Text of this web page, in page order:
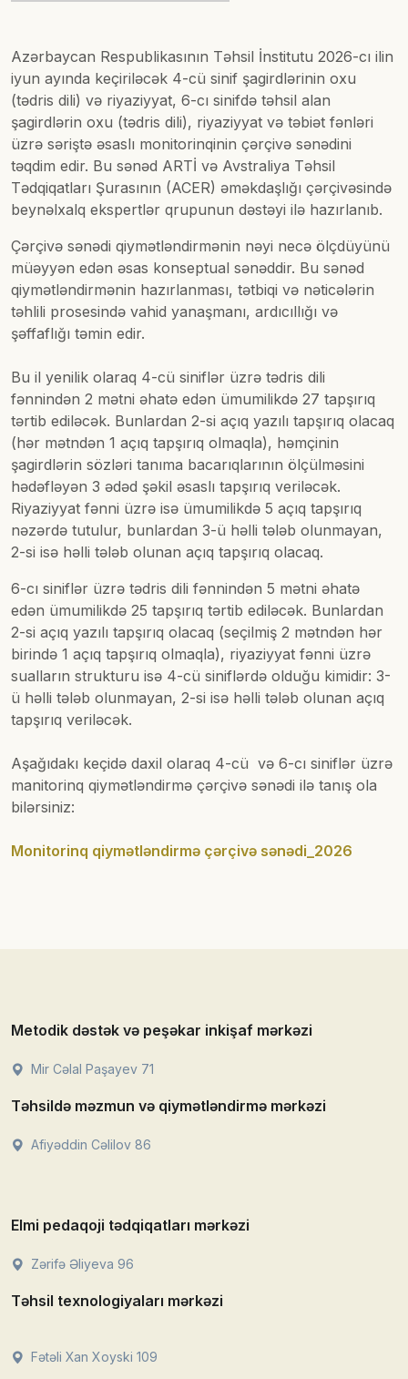
Azərbaycan Respublikasının Təhsil İnstitutu 2026-cı ilin
iyun ayında keçiriləcək 4-cü sinif şagirdlərinin oxu
(tədris dili) və riyaziyyat, 6-cı sinifdə təhsil alan
şagirdlərin oxu (tədris dili), riyaziyyat və təbiət fənləri
üzrə səriştə əsaslı monitorinqinin çərçivə sənədini
təqdim edir. Bu sənəd ARTİ və Avstraliya Təhsil
Tədqiqatları Şurasının (ACER) əməkdaşlığı çərçivəsində
beynəlxalq ekspertlər qrupunun dəstəyi ilə hazırlanıb.
Çərçivə sənədi qiymətləndirmənin nəyi necə ölçdüyünü
müəyyən edən əsas konseptual sənəddir. Bu sənəd
qiymətləndirmənin hazırlanması, tətbiqi və nəticələrin
təhlili prosesində vahid yanaşmanı, ardıcıllığı və
şəffaflığı təmin edir.
Bu il yenilik olaraq 4-cü siniflər üzrə tədris dili
fənnindən 2 mətni əhatə edən ümumilikdə 27 tapşırıq
tərtib ediləcək. Bunlardan 2-si açıq yazılı tapşırıq olacaq
(hər mətndən 1 açıq tapşırıq olmaqla), həmçinin
şagirdlərin sözləri tanıma bacarıqlarının ölçülməsini
hədəfləyən 3 ədəd şəkil əsaslı tapşırıq veriləcək.
Riyaziyyat fənni üzrə isə ümumilikdə 5 açıq tapşırıq
nəzərdə tutulur, bunlardan 3-ü həlli tələb olunmayan,
2-si isə həlli tələb olunan açıq tapşırıq olacaq.
6-cı siniflər üzrə tədris dili fənnindən 5 mətni əhatə
edən ümumilikdə 25 tapşırıq tərtib ediləcək. Bunlardan
2-si açıq yazılı tapşırıq olacaq (seçilmiş 2 mətndən hər
birində 1 açıq tapşırıq olmaqla), riyaziyyat fənni üzrə
sualların strukturu isə 4-cü siniflərdə olduğu kimidir: 3-
ü həlli tələb olunmayan, 2-si isə həlli tələb olunan açıq
tapşırıq veriləcək.
Aşağıdakı keçidə daxil olaraq 4-cü və 6-cı siniflər üzrə
manitorinq qiymətləndirmə çərçivə sənədi ilə tanış ola
bilərsiniz:
Monitorinq qiymətləndirmə çərçivə sənədi_2026
Metodik dəstək və peşəkar inkişaf mərkəzi
Mir Cəlal Paşayev 71
Təhsildə məzmun və qiymətləndirmə mərkəzi
Afiyəddin Cəlilov 86
Elmi pedaqoji tədqiqatları mərkəzi
Zərifə Əliyeva 96
Təhsil texnologiyaları mərkəzi
Fətəli Xan Xoyski 109